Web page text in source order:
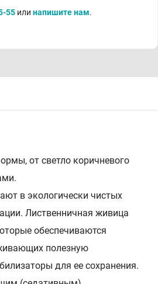
55 или напишите нам.
от светло коричневого
в экологически чистых
Лиственничная живица
обеспечиваются
полезную
для ее сохранения.